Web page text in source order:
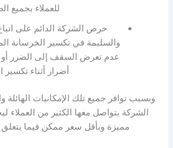
للعملاء بجميع
حرص الشركة الدائم على
والسليمة في تكسير الخرسانة
عدم تعرض السقف إلى الضرر أو
أضرار أثناء
وبسبب توافر جميع تلك الإمكانيات الهائلة
الشركة يتواصل معها الكثير من العملاء
مميزة وبأقل سعر ممكن فيما